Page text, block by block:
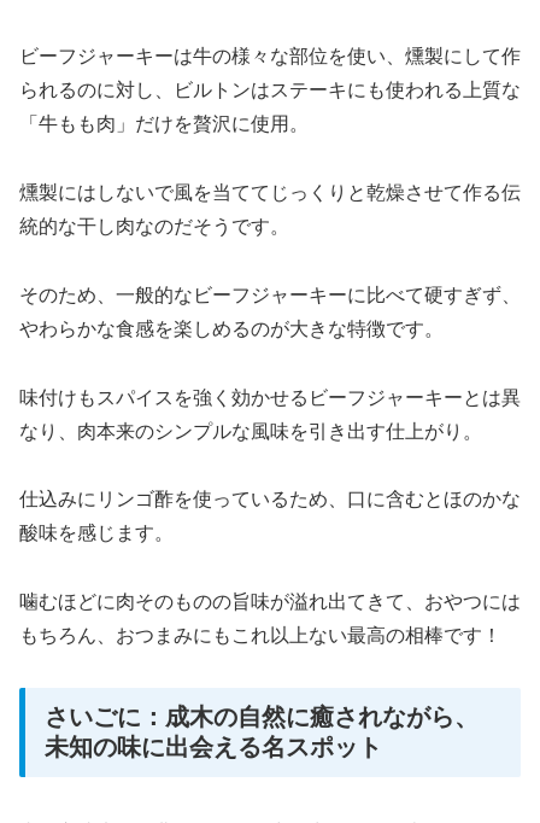
ビーフジャーキーは牛の様々な部位を使い、燻製にして作
られるのに対し、ビルトンはステーキにも使われる上質な
「牛もも肉」だけを贅沢に使用。
燻製にはしないで風を当ててじっくりと乾燥させて作る伝
統的な干し肉なのだそうです。
そのため、一般的なビーフジャーキーに比べて硬すぎず、
やわらかな食感を楽しめるのが大きな特徴です。
味付けもスパイスを強く効かせるビーフジャーキーとは異
なり、肉本来のシンプルな風味を引き出す仕上がり。
仕込みにリンゴ酢を使っているため、口に含むとほのかな
酸味を感じます。
噛むほどに肉そのものの旨味が溢れ出てきて、おやつには
もちろん、おつまみにもこれ以上ない最高の相棒です！
さいごに：成木の自然に癒されながら、
未知の味に出会える名スポット